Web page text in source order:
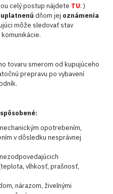
celý postup nájdete TU: )
uplatnenú dňom jej oznámenia
môže sledovať stav
tovaru smerom od kupujúceho
prepravu po vybavení
opotrebením,
v dôsledku nesprávnej
vlhkosť, prašnosť,
nárazom, živelnými